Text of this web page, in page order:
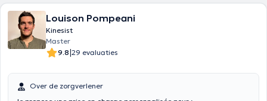
Louison Pompeani
Kinesist
Master
9.8|29 evaluaties
Over de zorgverlener